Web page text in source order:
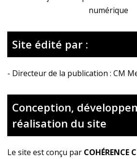
numérique
Site édité par :
- Directeur de la publication : CM
Conception,
réalisation du site
Le site est conçu par COHÉRENCE